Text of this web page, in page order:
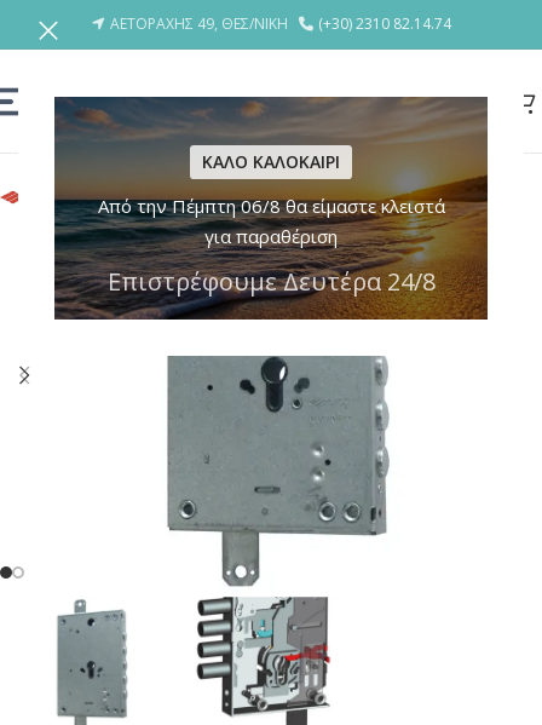
ΚΑΛΟ ΚΑΛΟΚΑΙΡΙ
Από την Πέμπτη 06/8 θα είμαστε κλειστά
για παραθέριση
Επιστρέφουμε Δευτέρα 24/8
ΑΕΤΟΡΑΧΗΣ 49, ΘΕΣ/ΝΙΚΗ (+30) 2310 82.14.74